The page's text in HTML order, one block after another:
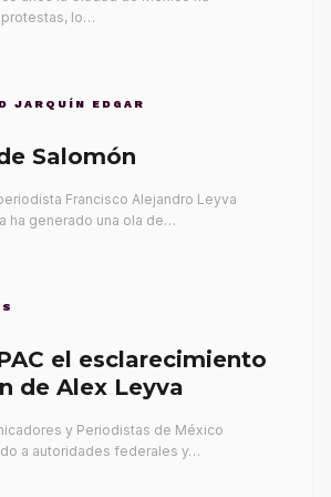
protestas, lo…
JARQUÍN EDGAR
Salomón
Francisco Alejandro Leyva
ha generado una ola de…
el esclarecimiento
de Alex Leyva
y Periodistas de México
a autoridades federales y…